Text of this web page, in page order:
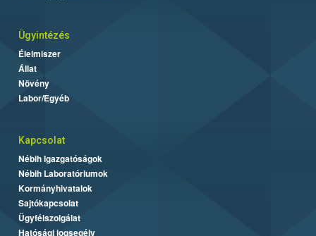
Ügyintézés
Élelmiszer
Állat
Növény
Labor/Egyéb
Kapcsolat
Nébih Igazgatóságok
Nébih Laboratóriumok
Kormányhivatalok
Sajtókapcsolat
Ügyfélszolgálat
Hatósági jogsegély